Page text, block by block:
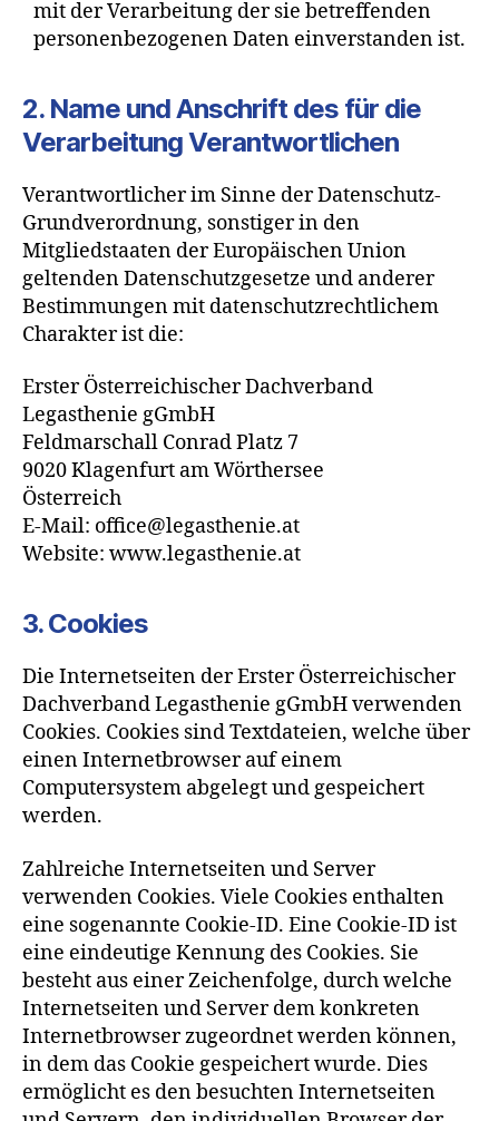
mit der Verarbeitung der sie betreffenden
personenbezogenen Daten einverstanden ist.
2. Name und Anschrift des für die
Verarbeitung Verantwortlichen
Verantwortlicher im Sinne der Datenschutz-
Grundverordnung, sonstiger in den
Mitgliedstaaten der Europäischen Union
geltenden Datenschutzgesetze und anderer
Bestimmungen mit datenschutzrechtlichem
Charakter ist die:
Erster Österreichischer Dachverband
Legasthenie gGmbH
Feldmarschall Conrad Platz 7
9020 Klagenfurt am Wörthersee
Österreich
E-Mail: office@legasthenie.at
Website: www.legasthenie.at
3. Cookies
Die Internetseiten der Erster Österreichischer
Dachverband Legasthenie gGmbH verwenden
Cookies. Cookies sind Textdateien, welche über
einen Internetbrowser auf einem
Computersystem abgelegt und gespeichert
werden.
Zahlreiche Internetseiten und Server
verwenden Cookies. Viele Cookies enthalten
eine sogenannte Cookie-ID. Eine Cookie-ID ist
eine eindeutige Kennung des Cookies. Sie
besteht aus einer Zeichenfolge, durch welche
Internetseiten und Server dem konkreten
Internetbrowser zugeordnet werden können,
in dem das Cookie gespeichert wurde. Dies
ermöglicht es den besuchten Internetseiten